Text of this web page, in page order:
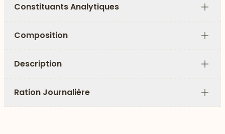
Constituants Analytiques
Plus
Composition
Plus
Description
Plus
Ration Journalière
Plus